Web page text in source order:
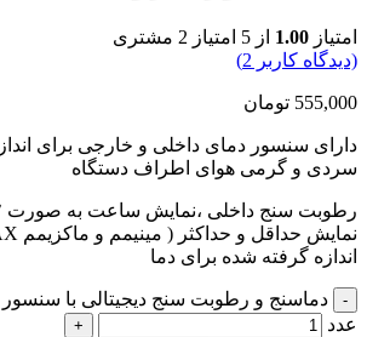
امتیاز 1.00 از 5 امتیاز 2 مشتری
(دیدگاه کاربر 2
)
555,000 تومان
دارای سنسور دمای داخلی و خارجی برای
سردی و گرمی هوای اطراف دستگاه
اندازه گرفته شده برای دما
عدد